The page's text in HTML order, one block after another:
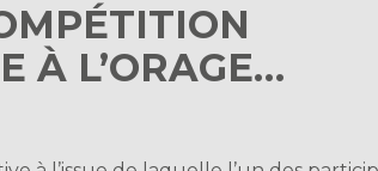
À L’ORAGE…